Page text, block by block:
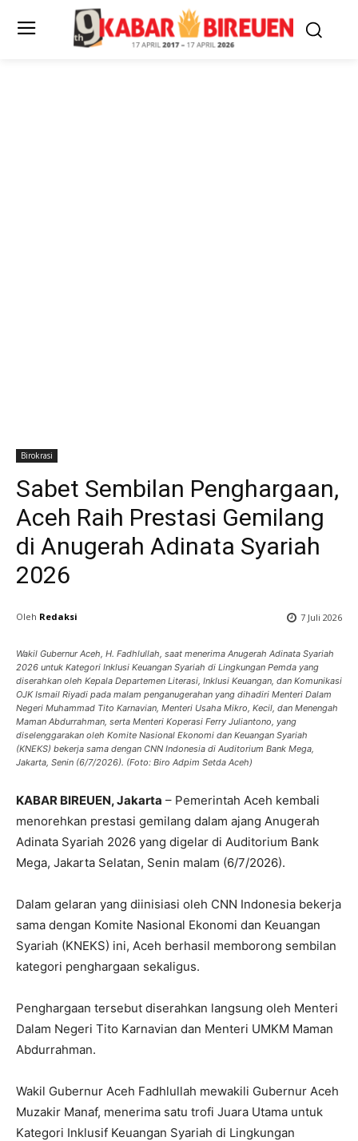
Birokrasi
Sabet Sembilan Penghargaan,
Aceh Raih Prestasi Gemilang
di Anugerah Adinata Syariah
2026
Oleh Redaksi 7 Juli 2026
Wakil Gubernur Aceh, H. Fadhlullah, saat menerima Anugerah Adinata Syariah
2026 untuk Kategori Inklusi Keuangan Syariah di Lingkungan Pemda yang
diserahkan oleh Kepala Departemen Literasi, Inklusi Keuangan, dan Komunikasi
OJK Ismail Riyadi pada malam penganugerahan yang dihadiri Menteri Dalam
Negeri Muhammad Tito Karnavian, Menteri Usaha Mikro, Kecil, dan Menengah
Maman Abdurrahman, serta Menteri Koperasi Ferry Juliantono, yang
diselenggarakan oleh Komite Nasional Ekonomi dan Keuangan Syariah
(KNEKS) bekerja sama dengan CNN Indonesia di Auditorium Bank Mega,
Jakarta, Senin (6/7/2026). (Foto: Biro Adpim Setda Aceh)
KABAR BIREUEN, Jakarta – Pemerintah Aceh kembali
menorehkan prestasi gemilang dalam ajang Anugerah
Adinata Syariah 2026 yang digelar di Auditorium Bank
Mega, Jakarta Selatan, Senin malam (6/7/2026).
Dalam gelaran yang diinisiasi oleh CNN Indonesia bekerja
sama dengan Komite Nasional Ekonomi dan Keuangan
Syariah (KNEKS) ini, Aceh berhasil memborong sembilan
kategori penghargaan sekaligus.
Penghargaan tersebut diserahkan langsung oleh Menteri
Dalam Negeri Tito Karnavian dan Menteri UMKM Maman
Abdurrahman.
Wakil Gubernur Aceh Fadhlullah mewakili Gubernur Aceh
Muzakir Manaf, menerima satu trofi Juara Utama untuk
Kategori Inklusif Keuangan Syariah di Lingkungan